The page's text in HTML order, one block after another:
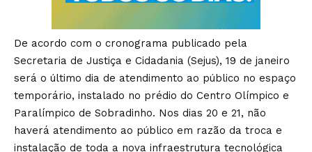
De acordo com o cronograma publicado pela
Secretaria de Justiça e Cidadania (Sejus), 19 de janeiro
será o último dia de atendimento ao público no espaço
temporário, instalado no prédio do Centro Olímpico e
Paralímpico de Sobradinho. Nos dias 20 e 21, não
haverá atendimento ao público em razão da troca e
instalação de toda a nova infraestrutura tecnológica